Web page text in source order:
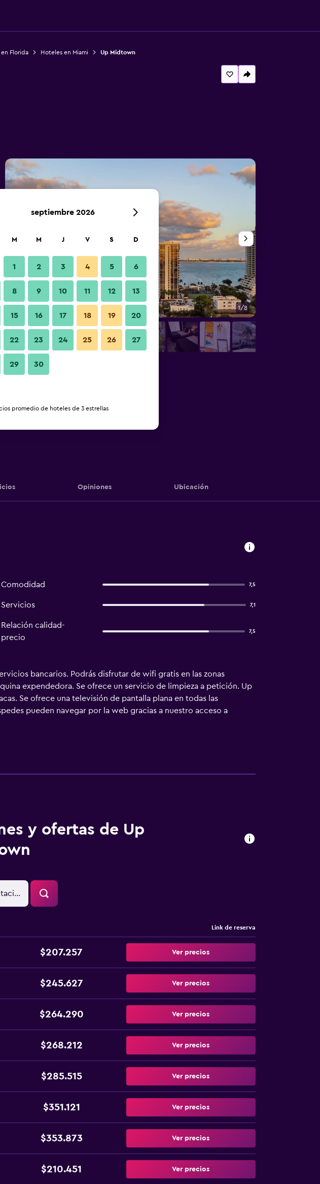
Florida Hoteles en Miami Up Midtown
Vista del exterior 1/8
Fotos
Opiniones Ubicación
Comodidad 7,5
Servicios 7,1
Relación calidad-
precio
7,5
bancarios. Podrás disfrutar de wifi gratis en las zonas
expendedora. Se ofrece un servicio de limpieza a petición. Up
Se ofrece una televisión de pantalla plana en todas las
pueden navegar por la web gracias a nuestro acceso a
de pelo y cambio de toallas. Se ofrece servicio de limpieza a
y ofertas de Up
Link de reserva
$207.257 Ver precios
$245.627 Ver precios
$264.290 Ver precios
$268.212 Ver precios
$285.515 Ver precios
$351.121 Ver precios
$353.873 Ver precios
$210.451 Ver precios
septiembre 2026
M M J V S D
1 2 3 4 5 6
8 9 10 11 12 13
15 16 17 18 19 20
22 23 24 25 26 27
29 30
promedio de hoteles de 3 estrellas